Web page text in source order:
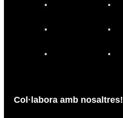
Col·labora amb nosaltres!